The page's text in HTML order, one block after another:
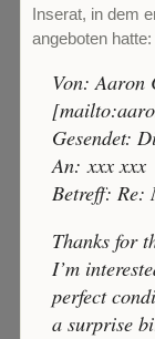
Inserat, in dem
angeboten hatte:
Von: Aaron
Gesendet:
An: xxx xxx
Betreff: Re:
Thanks for
I’m
perfect
a surprise